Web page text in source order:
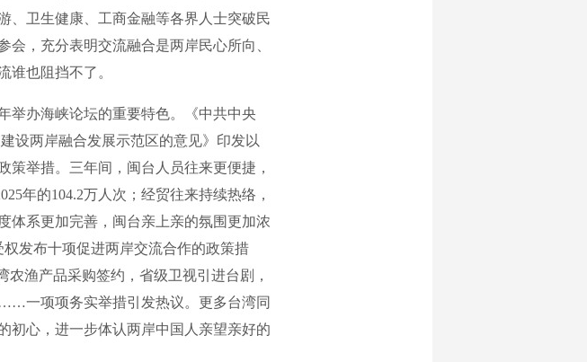
、卫生健康、工商金融等各界人士突破民
，充分表明交流融合是两岸民心所向、
谁也阻挡不了。
办海峡论坛的重要特色。《中共中央
设两岸融合发展示范区的意见》印发以
举措。三年间，闽台人员往来更便捷，
年的104.2万人次；经贸往来持续热络，
体系更加完善，闽台亲上亲的氛围更加浓
发布十项促进两岸交流合作的政策措
渔产品采购签约，省级卫视引进台剧，
一项项务实举措引发热议。更多台湾同
初心，进一步体认两岸中国人亲望亲好的